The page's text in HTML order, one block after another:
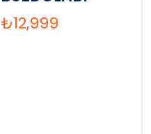
₺12,999